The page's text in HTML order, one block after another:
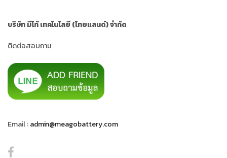
บริษัท มีโก้ เทคโนโลยี (ไทยแลนด์) จำกัด
ติดต่อสอบถาม
Email :admin@meagobattery.com